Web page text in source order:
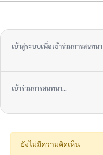
เข้าสู่ระบบเพื่อเข้าร่วมการสนทนา
เข้าร่วมการสนทนา...
ยังไม่มีความคิดเห็น